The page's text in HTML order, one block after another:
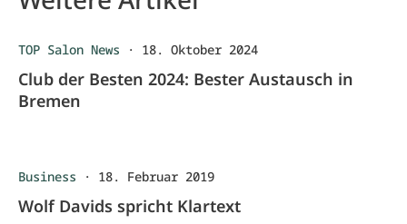
TOP Salon News · 18. Oktober 2024
Club der Besten 2024: Bester Austausch in
Bremen
Business · 18. Februar 2019
Wolf Davids spricht Klartext